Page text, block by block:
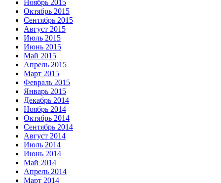
Ноябрь 2015
Октябрь 2015
Сентябрь 2015
Август 2015
Июль 2015
Июнь 2015
Май 2015
Апрель 2015
Март 2015
Февраль 2015
Январь 2015
Декабрь 2014
Ноябрь 2014
Октябрь 2014
Сентябрь 2014
Август 2014
Июль 2014
Июнь 2014
Май 2014
Апрель 2014
Март 2014